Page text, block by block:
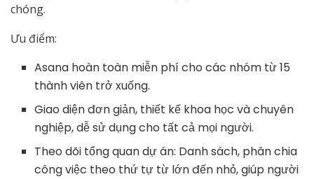
chóng.
Ưu điểm:
Asana hoàn toàn miễn phí cho các nhóm từ 15
thành viên trở xuống.
Giao diện đơn giản, thiết kế khoa học và chuyên
nghiệp, dễ sử dụng cho tất cả mọi người.
Theo dõi tổng quan dự án: Danh sách, phân chia
công việc theo thứ tự từ lớn đến nhỏ, giúp người